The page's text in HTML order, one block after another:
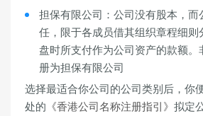
担保有限公司 ：公司没有股本，
任，限于各成员借其组织章程细则
盘时所支付作为公司资产的款额。
册为担保有限公司
选择最适合你公司的公司类别后，你
处的 《香港公司名称注册指引》 拟定